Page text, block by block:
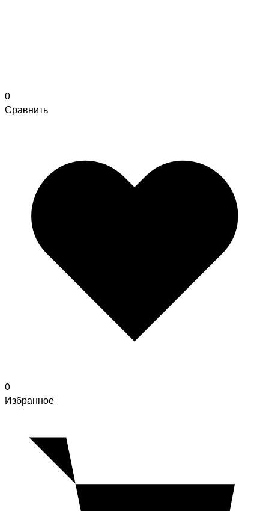
0
Сравнить
0
Избранное